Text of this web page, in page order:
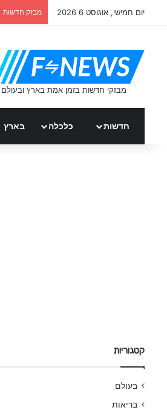
יום חמישי, אוגוסט 6 2026 מבזק חדשות
חדשות כלכלה בארץ
קטגוריות
בעולם
בריאות